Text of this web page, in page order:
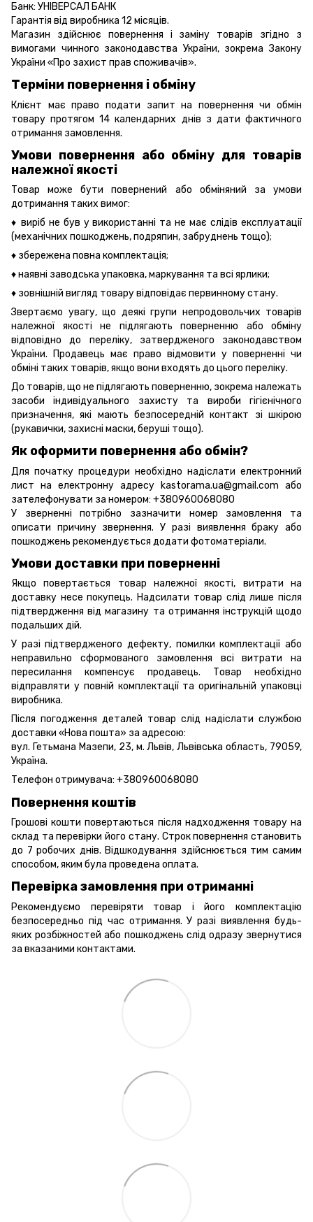
Банк: УНІВЕРСАЛ БАНК
Гарантія від виробника 12 місяців.
Магазин здійснює повернення і заміну товарів згідно з
вимогами чинного законодавства України, зокремаЗакону
України «Про захист прав споживачів».
Терміни повернення і обміну
Клієнт має право подати запит на повернення чи обмін
товару протягом 14 календарних днів з дати фактичного
отримання замовлення.
Умови повернення або обміну для товарів
належної якості
Товар може бути повернений або обміняний за умови
дотримання таких вимог:
♦ виріб не був у використанні та не має слідів експлуатації
(механічних пошкоджень, подряпин, забруднень тощо);
♦ збережена повна комплектація;
♦ наявні заводська упаковка, маркування та всі ярлики;
♦ зовнішній вигляд товару відповідає первинному стану.
Звертаємо увагу, що деякі групи непродовольчих товарів
належної якості не підлягають поверненню або обміну
відповідно до переліку, затвердженого законодавством
України. Продавець має право відмовити у поверненні чи
обміні таких товарів, якщо вони входять до цього переліку.
До товарів, що не підлягають поверненню, зокрема належать
засоби індивідуального захисту та вироби гігієнічного
призначення, які мають безпосередній контакт зі шкірою
(рукавички, захисні маски, беруші тощо).
Як оформити повернення або обмін?
Для початку процедури необхідно надіслати електронний
лист на електронну адресу kastorama.ua@gmail.com або
зателефонувати за номером: +380960068080
У зверненні потрібно зазначити номер замовлення та
описати причину звернення. У разі виявлення браку або
пошкоджень рекомендується додати фотоматеріали.
Умови доставки при поверненні
Якщо повертається товар належної якості, витрати на
доставку несе покупець. Надсилати товар слід лише після
підтвердження від магазину та отримання інструкцій щодо
подальших дій.
У разі підтвердженого дефекту, помилки комплектації або
неправильно сформованого замовлення всі витрати на
пересилання компенсує продавець. Товар необхідно
відправляти у повній комплектації та оригінальній упаковці
виробника.
Після погодження деталей товар слід надіслати службою
доставки «Нова пошта» за адресою:
вул. Гетьмана Мазепи, 23, м. Львів, Львівська область, 79059,
Україна.
Телефон отримувача: +380960068080
Повернення коштів
Грошові кошти повертаються після надходження товару на
склад та перевірки його стану. Строк повернення становить
до 7 робочих днів. Відшкодування здійснюється тим самим
способом, яким була проведена оплата.
Перевірка замовлення при отриманні
Рекомендуємо перевіряти товар і його комплектацію
безпосередньо під час отримання. У разі виявлення будь-
яких розбіжностей або пошкоджень слід одразу звернутися
за вказаними контактами.